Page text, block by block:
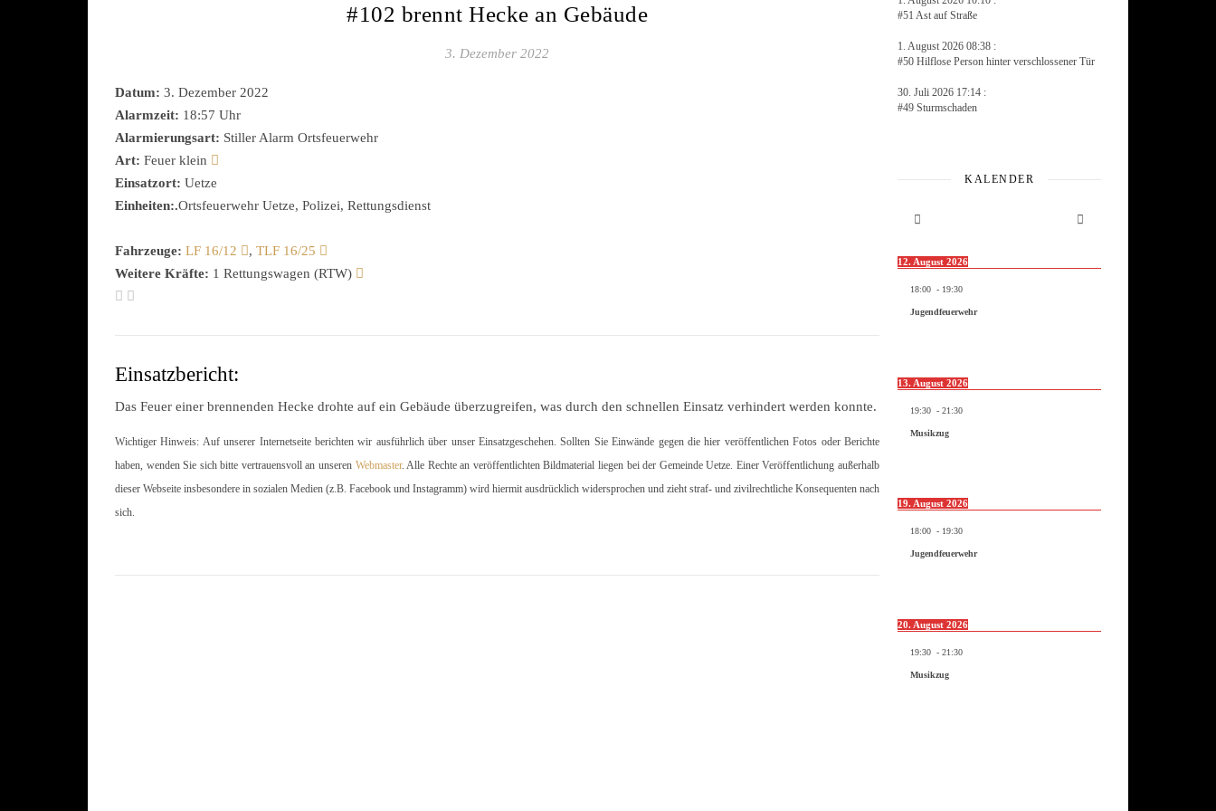
#102 brennt Hecke an Gebäude
3. Dezember 2022
Datum: 3. Dezember 2022
Alarmzeit: 18:57 Uhr
Alarmierungsart: Stiller Alarm Ortsfeuerwehr
Art: Feuer klein
Einsatzort: Uetze
Einheiten:.Ortsfeuerwehr Uetze, Polizei, Rettungsdienst
Fahrzeuge: LF 16/12 , TLF 16/25
Weitere Kräfte: 1 Rettungswagen (RTW)
Einsatzbericht:
Das Feuer einer brennenden Hecke drohte auf ein Gebäude überzugreifen, was durch den schnellen Einsatz verhindert werden konnte.
Wichtiger Hinweis: Auf unserer Internetseite berichten wir ausführlich über unser Einsatzgeschehen. Sollten Sie Einwände gegen die hier veröffentlichen Fotos oder Berichte
haben, wenden Sie sich bitte vertrauensvoll an unseren Webmaster. Alle Rechte an veröffentlichten Bildmaterial liegen bei der Gemeinde Uetze. Einer Veröffentlichung außerhalb
dieser Webseite insbesondere in sozialen Medien (z.B. Facebook und Instagramm) wird hiermit ausdrücklich widersprochen und zieht straf- und zivilrechtliche Konsequenten nach
sich.
#51 Ast auf Straße
1. August 2026 08:38 :
#50 Hilflose Person hinter verschlossener Tür
30. Juli 2026 17:14 :
#49 Sturmschaden
KALENDER
12. August 2026
18:00 - 19:30
Jugendfeuerwehr
13. August 2026
19:30 - 21:30
Musikzug
19. August 2026
18:00 - 19:30
Jugendfeuerwehr
20. August 2026
19:30 - 21:30
Musikzug